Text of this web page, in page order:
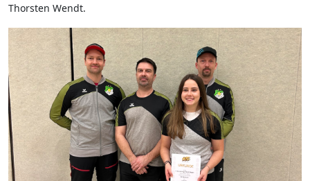
Thorsten Wendt.